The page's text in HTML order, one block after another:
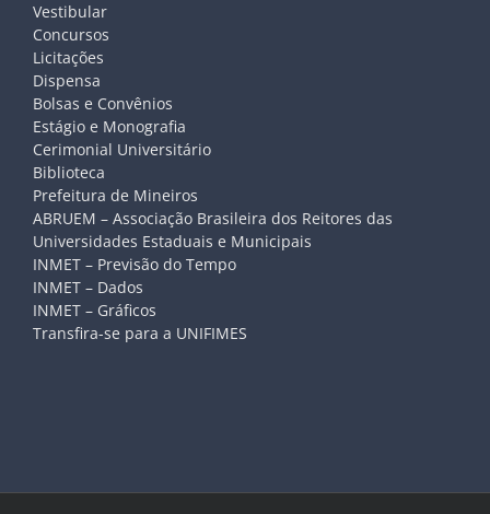
Vestibular
Concursos
Licitações
Dispensa
Bolsas e Convênios
Estágio e Monografia
Cerimonial Universitário
Biblioteca
Prefeitura de Mineiros
ABRUEM – Associação Brasileira dos Reitores das
Universidades Estaduais e Municipais
INMET – Previsão do Tempo
INMET – Dados
INMET – Gráficos
Transfira-se para a UNIFIMES